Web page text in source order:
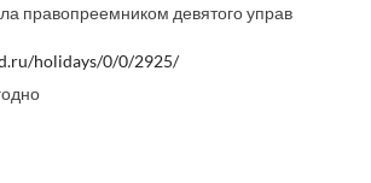
правопреемником девятого управ
holidays/0/0/2925/